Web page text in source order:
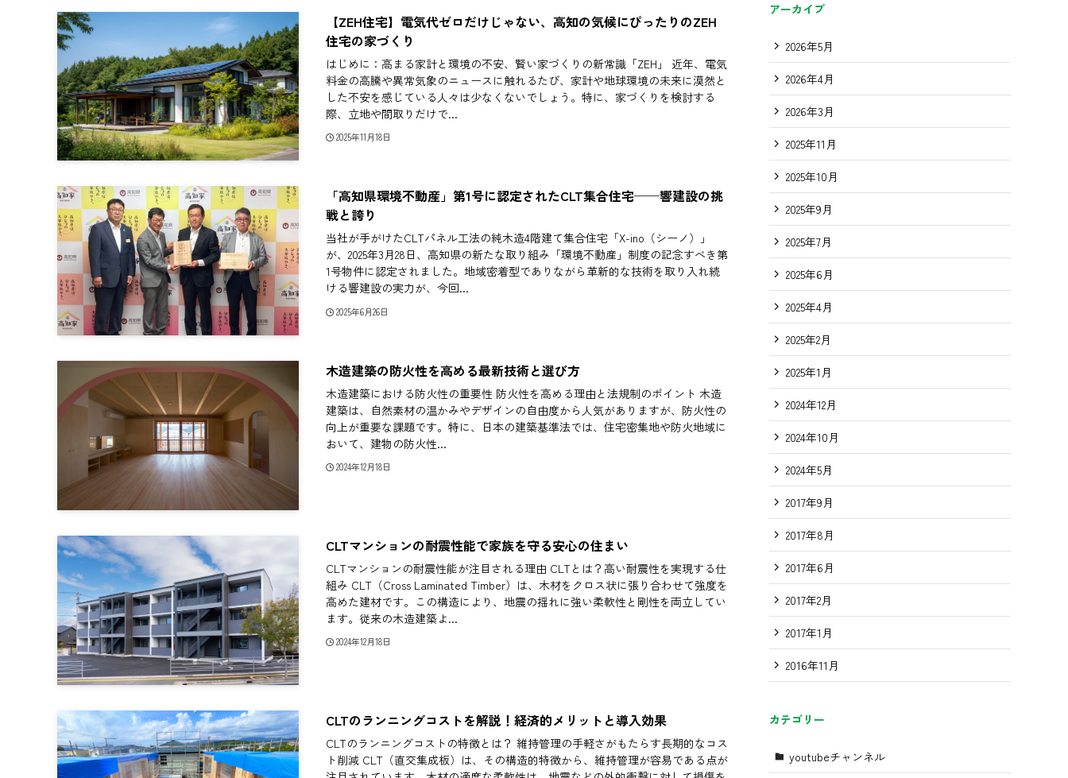
【ZEH住宅】電気代ゼロだけじゃない、高知の気候にぴったりのZEH
住宅の家づくり
はじめに：高まる家計と環境の不安、賢い家づくりの新常識「ZEH」 近年、電気
料金の高騰や異常気象のニュースに触れるたび、家計や地球環境の未来に漠然と
した不安を感じている人々は少なくないでしょう。特に、家づくりを検討する
際、立地や間取りだけで...
2025年11月18日
「高知県環境不動産」第1号に認定されたCLT集合住宅──響建設の挑
戦と誇り
当社が手がけたCLTパネル工法の純木造4階建て集合住宅「X-ino（シーノ）」
が、2025年3月28日、高知県の新たな取り組み「環境不動産」制度の記念すべき第
1号物件に認定されました。地域密着型でありながら革新的な技術を取り入れ続
ける響建設の実力が、今回...
2025年6月26日
木造建築の防火性を高める最新技術と選び方
木造建築における防火性の重要性 防火性を高める理由と法規制のポイント 木造
建築は、自然素材の温かみやデザインの自由度から人気がありますが、防火性の
向上が重要な課題です。特に、日本の建築基準法では、住宅密集地や防火地域に
おいて、建物の防火性...
2024年12月18日
CLTマンションの耐震性能で家族を守る安心の住まい
CLTマンションの耐震性能が注目される理由 CLTとは？高い耐震性を実現する仕
組み CLT（Cross Laminated Timber）は、木材をクロス状に張り合わせて強度を
高めた建材です。この構造により、地震の揺れに強い柔軟性と剛性を両立してい
ます。従来の木造建築よ...
2024年12月18日
CLTのランニングコストを解説！経済的メリットと導入効果
CLTのランニングコストの特徴とは？ 維持管理の手軽さがもたらす長期的なコス
ト削減 CLT（直交集成板）は、その構造的特徴から、維持管理が容易である点が
アーカイブ
2026年5月
2026年4月
2026年3月
2025年11月
2025年10月
2025年9月
2025年7月
2025年6月
2025年4月
2025年2月
2025年1月
2024年12月
2024年10月
2024年5月
2017年9月
2017年8月
2017年6月
2017年2月
2017年1月
2016年11月
カテゴリー
youtubeチャンネル